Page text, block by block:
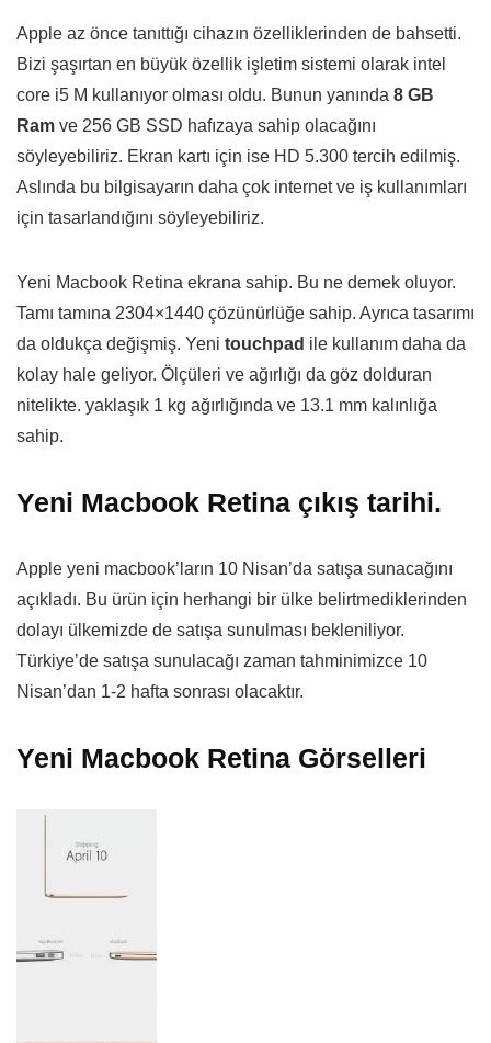
Apple az önce tanıttığı cihazın özelliklerinden de bahsetti.
Bizi şaşırtan en büyük özellik işletim sistemi olarak intel
core i5 M kullanıyor olması oldu. Bunun yanında 8 GB
Ram ve 256 GB SSD hafızaya sahip olacağını
söyleyebiliriz. Ekran kartı için ise HD 5.300 tercih edilmiş.
Aslında bu bilgisayarın daha çok internet ve iş kullanımları
için tasarlandığını söyleyebiliriz.
Yeni Macbook Retina ekrana sahip. Bu ne demek oluyor.
Tamı tamına 2304×1440 çözünürlüğe sahip. Ayrıca tasarımı
da oldukça değişmiş. Yeni touchpad ile kullanım daha da
kolay hale geliyor. Ölçüleri ve ağırlığı da göz dolduran
nitelikte. yaklaşık 1 kg ağırlığında ve 13.1 mm kalınlığa
sahip.
Yeni Macbook Retina çıkış tarihi.
Apple yeni macbook’ların 10 Nisan’da satışa sunacağını
açıkladı. Bu ürün için herhangi bir ülke belirtmediklerinden
dolayı ülkemizde de satışa sunulması bekleniliyor.
Türkiye’de satışa sunulacağı zaman tahminimizce 10
Nisan’dan 1-2 hafta sonrası olacaktır.
Yeni Macbook Retina Görselleri